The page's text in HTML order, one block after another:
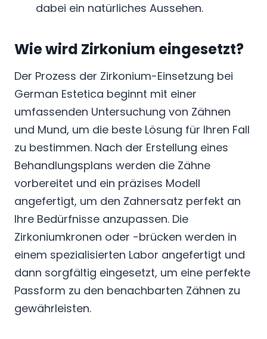
dabei ein natürliches Aussehen.
Wie wird Zirkonium eingesetzt?
Der Prozess der Zirkonium-Einsetzung bei
German Estetica beginnt mit einer
umfassenden Untersuchung von Zähnen
und Mund, um die beste Lösung für Ihren Fall
zu bestimmen. Nach der Erstellung eines
Behandlungsplans werden die Zähne
vorbereitet und ein präzises Modell
angefertigt, um den Zahnersatz perfekt an
Ihre Bedürfnisse anzupassen. Die
Zirkoniumkronen oder -brücken werden in
einem spezialisierten Labor angefertigt und
dann sorgfältig eingesetzt, um eine perfekte
Passform zu den benachbarten Zähnen zu
gewährleisten.